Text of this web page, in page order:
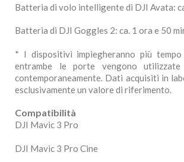
Batteria di volo intelligente di DJI Avata:
Batteria di DJI Goggles 2: ca. 1 ora e 50
* I dispositivi impiegheranno più
entrambe le porte vengono
contemporaneamente. Dati acquisiti in
esclusivamente un valore di riferimento.
Compatibilità
DJI Mavic 3 Pro
DJI Mavic 3 Pro Cine